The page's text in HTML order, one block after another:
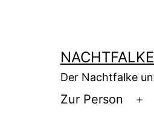
Der Nachtfalke
Zur Person